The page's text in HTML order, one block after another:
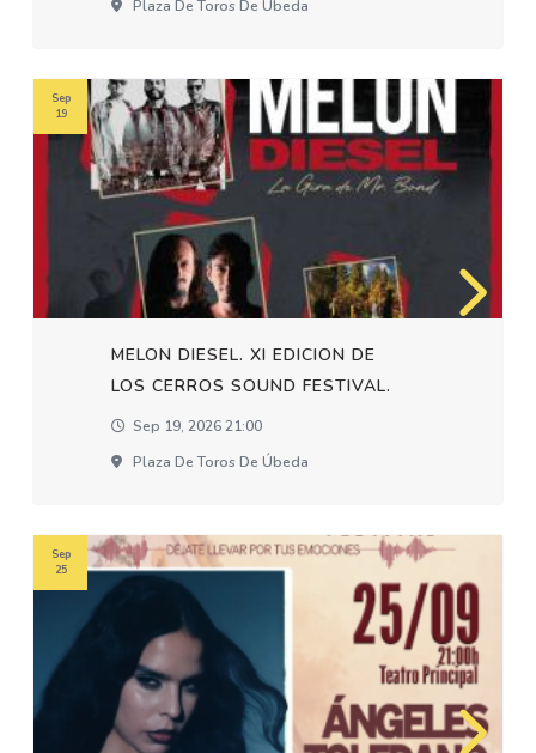
Plaza De Toros De Ubeda
MELON DIESEL. XI EDICION DE
LOS CERROS SOUND FESTIVAL.
Sep 19, 2026 21:00
Plaza De Toros De Úbeda
Sep
19
Sep
25